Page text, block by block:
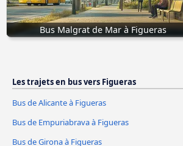
Bus Malgrat de Mar à Figueras
Les trajets en bus vers Figueras
Bus de Alicante à Figueras
Bus de Empuriabrava à Figueras
Bus de Girona à Figueras